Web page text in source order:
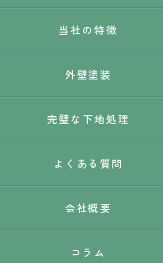
当社の特徴
外壁塗装
完璧な下地処理
よくある質問
会社概要
コラム